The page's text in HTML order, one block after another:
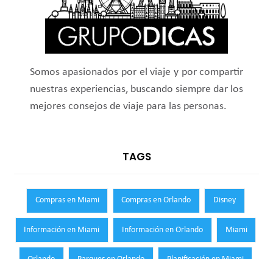
Somos apasionados por el viaje y por compartir
nuestras experiencias, buscando siempre dar los
mejores consejos de viaje para las personas.
TAGS
Compras en Miami Compras en Orlando Disney
Información en Miami Información en Orlando Miami